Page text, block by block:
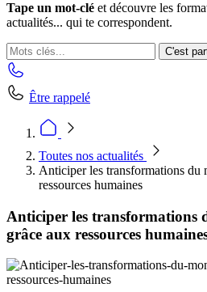
Tape un mot-clé et découvre les
actualités... qui te correspondent.
C'est
Être rappelé
Toutes nos actualités
Anticiper les transformations du
ressources humaines
Anticiper les transformations
grâce aux ressources